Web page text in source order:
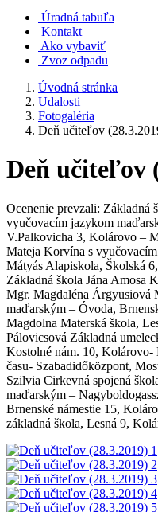
Úradná tabuľa
Kontakt
Ako vybaviť
Zvoz odpadu
Úvodná stránka
Udalosti
Fotogaléria
Deň učiteľov
Deň učiteľov
Ocenenie prevzali: Základná
vyučovacím jazykom
V.Palkovicha 3, Kolárovo –
Mateja Korvína s
Mátyás Alapiskola, Školská
Základná škola Jána Amosa
Mgr. Magdaléna Árgyusiová
maďarským – Óvoda,
Magdolna Materská škola,
Pálovicsová Základná
Kostolné nám. 10,
času- Szabadidőközpont,
Szilvia Cirkevná spojená
maďarským –
Brnenské námestie 15,
základná škola, Lesná 9,